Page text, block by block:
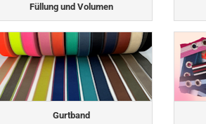
Füllung und Volumen
Gurtband